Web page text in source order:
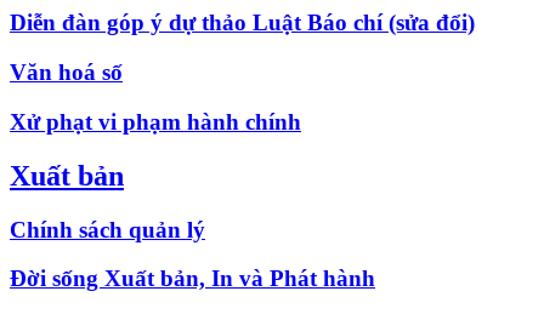
Diễn đàn góp ý dự thảo Luật Báo chí (sửa đổi)
Văn hoá số
Xử phạt vi phạm hành chính
Xuất bản
Chính sách quản lý
Đời sống Xuất bản, In và Phát hành